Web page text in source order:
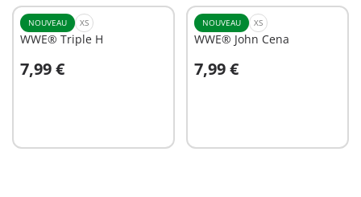
NOUVEAU XS
WWE® Triple H
7,99 €
Au panier
NOUVEAU XS
WWE® John Cena
7,99 €
Au panier